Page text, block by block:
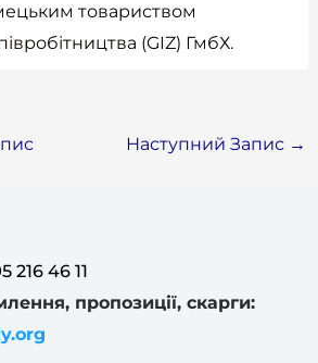
товариством
(GIZ) ГмбХ.
Наступний Запис →
216 46 11
пропозиції, скарги: